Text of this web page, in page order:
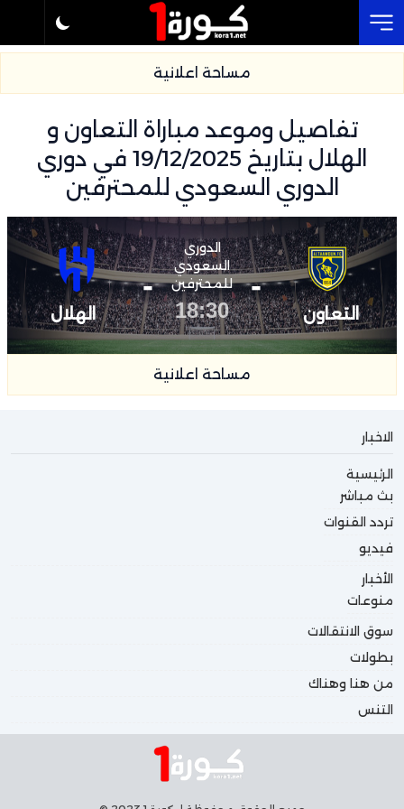
مساحة اعلانية
تفاصيل وموعد مباراة التعاون و
الهلال بتاريخ 19/12/2025 في دوري
الدوري السعودي للمحترفين
التعاون
-
الدوري
السعودي
للمحترفين
18:30
-
الهلال
مساحة اعلانية
الاخبار
الرئيسية
بث مباشر
تردد القنوات
فيديو
الأخبار
منوعات
سوق الانتقالات
بطولات
من هنا وهناك
التنس